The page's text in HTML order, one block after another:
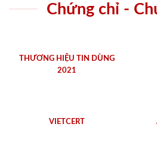
Chứng chỉ -
THƯƠNG HIỆU TIN DÙNG
2021
VIETCERT